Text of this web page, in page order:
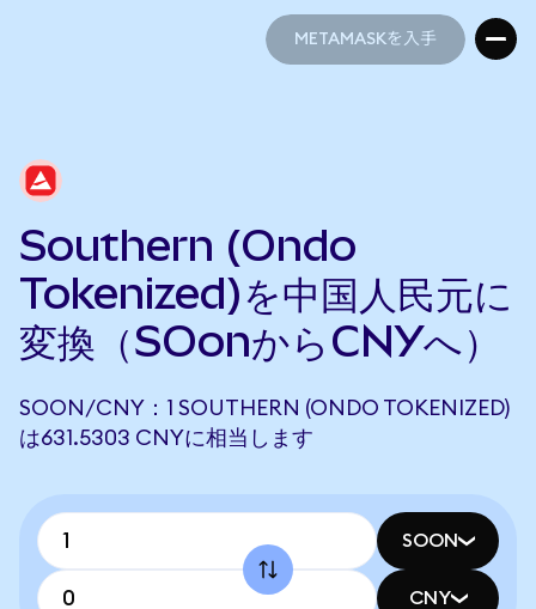
METAMASKを入手
Southern (Ondo
Tokenized)を中国人民元に
変換（SOonからCNYへ）
SOON/CNY：1 SOUTHERN (ONDO TOKENIZED)
は631.5303 CNYに相当します
SOON
CNY